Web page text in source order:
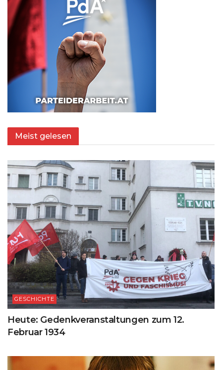
Meist gelesen
GESCHICHTE
Heute: Gedenkveranstaltungen zum 12.
Februar 1934